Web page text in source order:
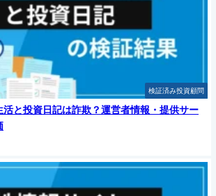
検証済み投資顧問
活と投資日記は詐欺？運営者情報・提供サー